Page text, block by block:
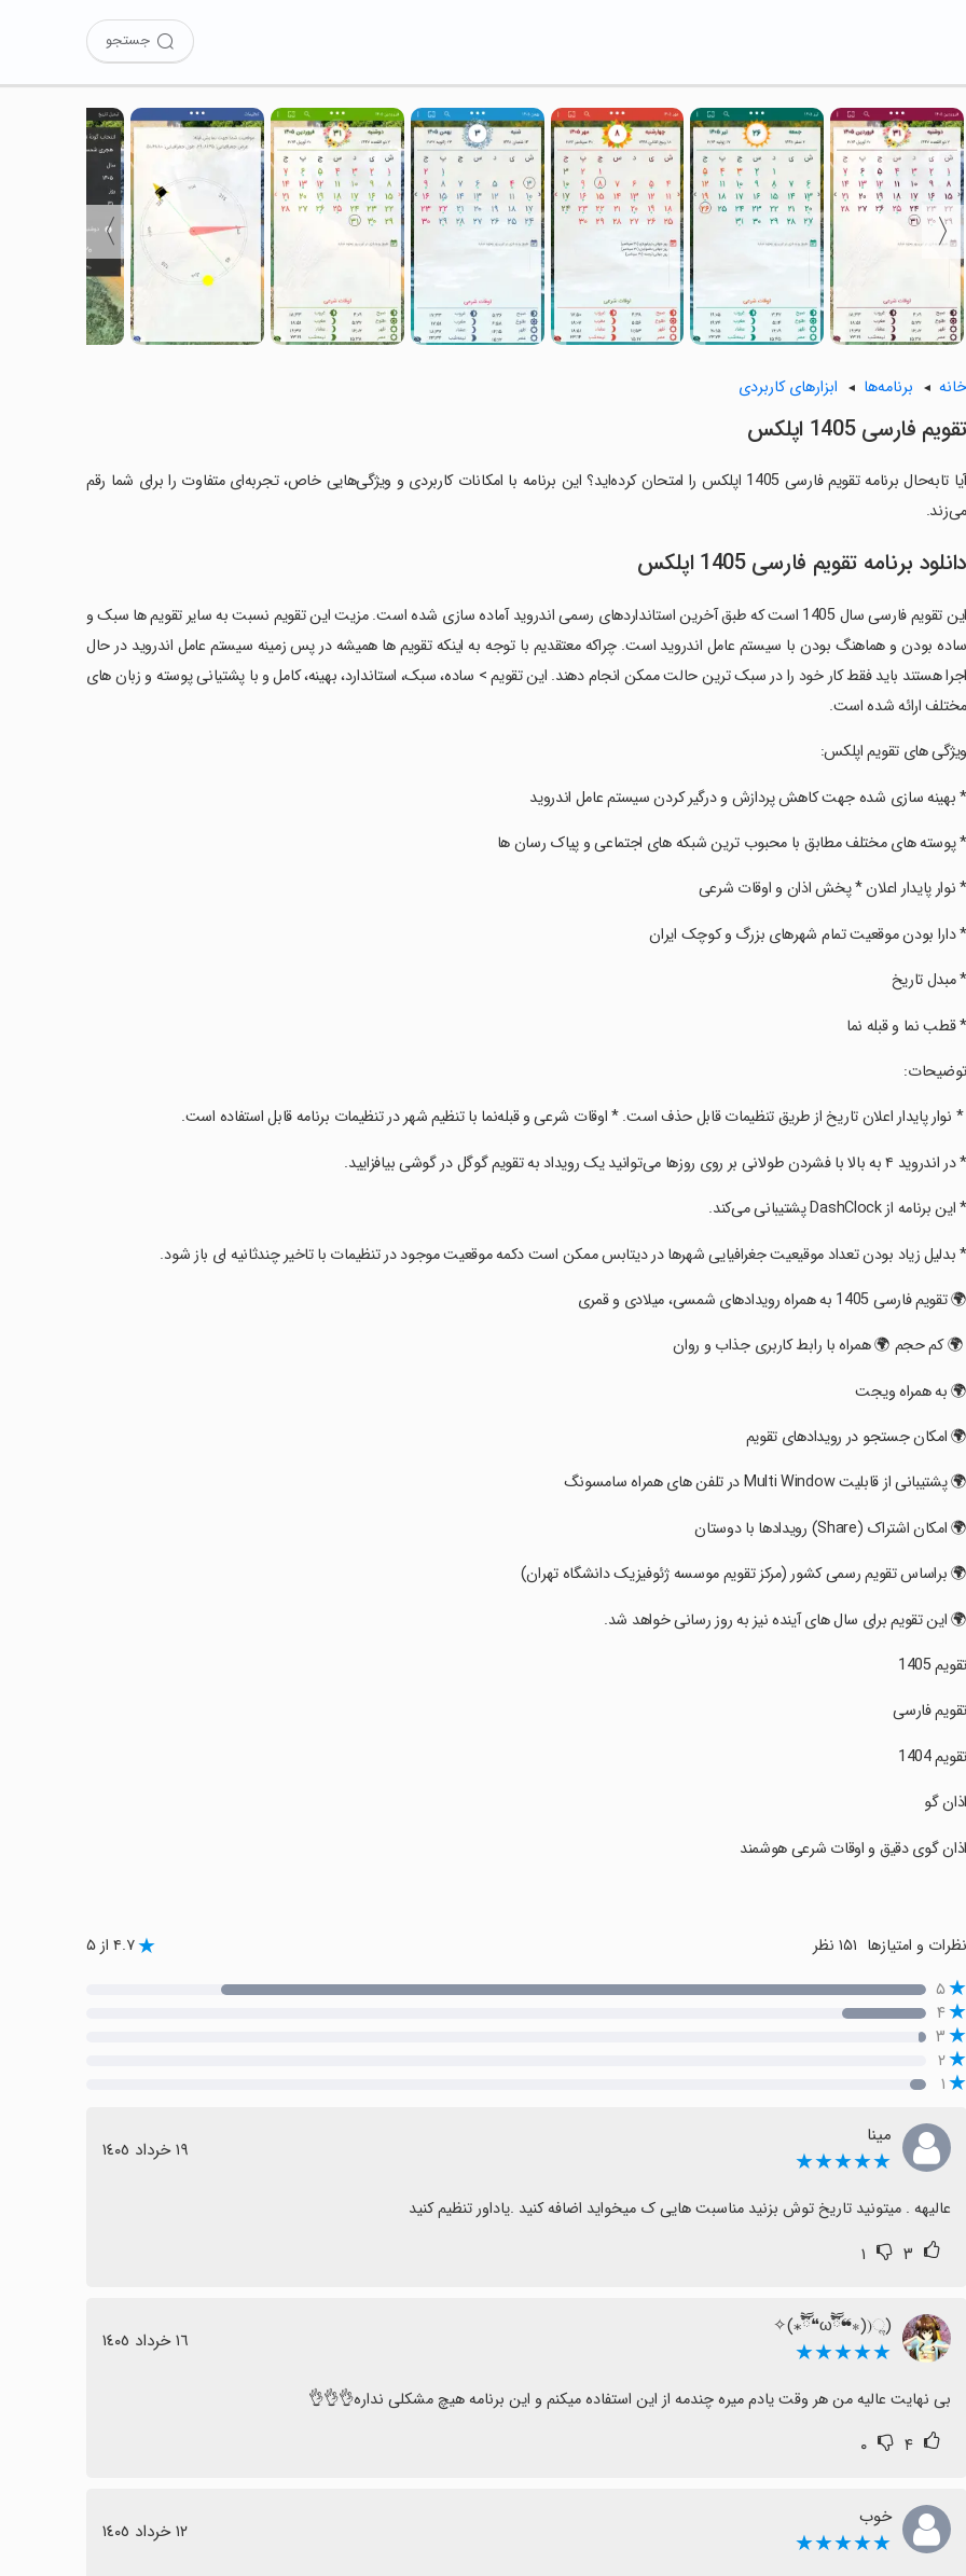
جستجو
〈
〉
خانه برنامه‌ها ابزارهای کاربردی
‏تقویم فارسی 1405 اپلکس
آیا تابه‌حال برنامه ‏تقویم فارسی 1405 اپلکس را امتحان کرده‌اید؟ این برنامه با امکانات کاربردی و ویژگی‌هایی خاص، تجربه‌ای متفاوت را برای شما رقم
می‌زند.
دانلود برنامه ‏تقویم فارسی 1405 اپلکس
‏این تقویم فارسی سال 1405 است که طبق آخرین استانداردهای رسمی اندروید آماده سازی شده است. مزیت این تقویم نسبت به سایر تقویم ها سبک و
ساده بودن و هماهنگ بودن با سیستم عامل اندروید است. چراکه معتقدیم با توجه به اینکه تقویم ها همیشه در پس زمینه سیستم عامل اندروید در حال
اجرا هستند باید فقط کار خود را در سبک ترین حالت ممکن انجام دهند. این تقویم > ساده، سبک، استاندارد، بهینه، کامل و با پشتیانی پوسته و زبان های
مختلف ارائه شده است.
‏ویژگی های تقویم اپلکس:
‏* بهینه سازی شده جهت کاهش پردازش و درگیر کردن سیستم عامل اندروید
‏* پوسته های مختلف مطابق با محبوب ترین شبکه های اجتماعی و پیاک رسان ها
‏* نوار پایدار اعلان * پخش اذان و اوقات شرعی
‏* دارا بودن موقعیت تمام شهرهای بزرگ و کوچک ایران
‏* مبدل تاریخ
‏* قطب نما و قبله نما
‏توضیحات:
‏ * نوار پایدار اعلان تاریخ از طریق تنظیمات قابل حذف است. * اوقات شرعی و قبله‌نما با تنظیم شهر در تنظیمات برنامه قابل استفاده است.
‏* در اندروید ۴ به بالا با فشردن طولانی بر روی روزها می‌توانید یک رویداد به تقویم گوگل در گوشی بیافزایید.
‏* این برنامه از DashClock پشتیبانی می‌کند.
‏* بدلیل زیاد بودن تعداد موقیعیت جغرافیایی شهرها در دیتابس ممکن است دکمه موقعیت موجود در تنظیمات با تاخیر چندثانیه ای باز شود.
‏🌍 تقویم فارسی 1405 به همراه رویدادهای شمسی، میلادی و قمری
‏ 🌍 کم حجم 🌍 همراه با رابط کاربری جذاب و روان
‏🌍 به همراه ویجت
‏🌍 امکان جستجو در رویدادهای تقویم
‏🌍 پشتیبانی از قابلیت Multi Window در تلفن های همراه سامسونگ
‏🌍 امکان اشتراک (Share) رویدادها با دوستان
‏🌍 براساس تقویم رسمی کشور (مرکز تقویم موسسه ژئوفیزیک دانشگاه تهران)
‏🌍 این تقویم برای سال های آینده نیز به روز رسانی خواهد شد.
‏تقویم 1405
‏تقویم فارسی
‏تقویم 1404
‏اذان گو
‏اذان گوی دقیق و اوقات شرعی هوشمند
نظرات و امتیازها ۴.۷ از ۵
۵
۴
۳
۲
۱
مینا
★★★★★ ١٩ خرداد ١٤٠٥
عالیهه . میتونید تاریخ توش بزنید مناسبت هایی ک میخواید اضافه کنید .یاداور تنظیم کنید
۳ ۱
((ૢ(⁎❝ົཽω❝ົཽ⁎)✧
★★★★★ ١٦ خرداد ١٤٠٥
بی نهایت عالیه من هر وقت یادم میره چندمه از این استفاده میکنم و این برنامه هیچ مشکلی نداره👌👌👌
۴ ۰
خوب
★★★★★ ١٢ خرداد ١٤٠٥